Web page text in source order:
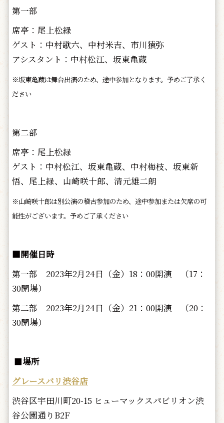
第一部
席亭：尾上松緑
ゲスト：中村歌六、中村米吉、市川猿弥
アシスタント：中村松江、坂東亀蔵
※坂東亀蔵は舞台出演のため、途中参加となります。予めご了承く
ださい
第二部
席亭：尾上松緑
ゲスト：中村松江、坂東亀蔵、中村梅枝、坂東新
悟、尾上緑、山崎咲十郎、清元雄二朗
※山崎咲十郎は別公演の稽古参加のため、途中参加または欠席の可
能性がございます。予めご了承ください
■開催日時
第一部 2023年2月24日（金）18：00開演 （17：
30開場）
第二部 2023年2月24日（金）21：00開演 （20：
30開場）
■場所
グレースバリ渋谷店
渋谷区宇田川町20-15 ヒューマックスパビリオン渋
谷公園通りB2F